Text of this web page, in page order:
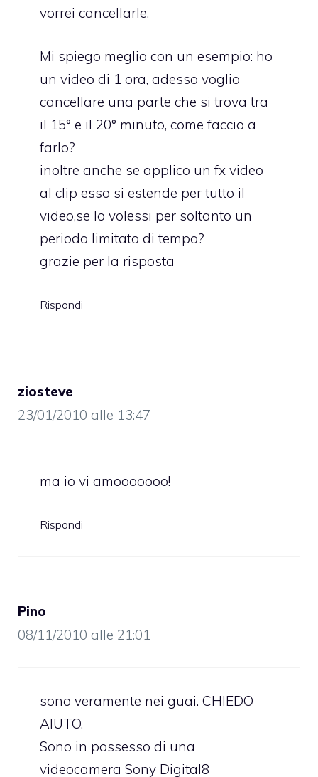
vorrei cancellarle.
Mi spiego meglio con un esempio: ho
un video di 1 ora, adesso voglio
cancellare una parte che si trova tra
il 15° e il 20° minuto, come faccio a
farlo?
inoltre anche se applico un fx video
al clip esso si estende per tutto il
video,se lo volessi per soltanto un
periodo limitato di tempo?
grazie per la risposta
Rispondi
ziosteve
23/01/2010 alle 13:47
ma io vi amooooooo!
Rispondi
Pino
08/11/2010 alle 21:01
sono veramente nei guai. CHIEDO
AIUTO.
Sono in possesso di una
videocamera Sony Digital8